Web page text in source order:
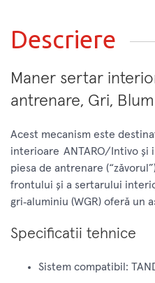
Descriere
Maner sertar
antrenare, Gri, Blum
Acest mecanism este
interioare ANTARO/Intivo şi
piesa de antrenare
frontului şi a sertarului
gri‑aluminiu (WGR) oferă un
Specificatii tehnice
Sistem compatibil: